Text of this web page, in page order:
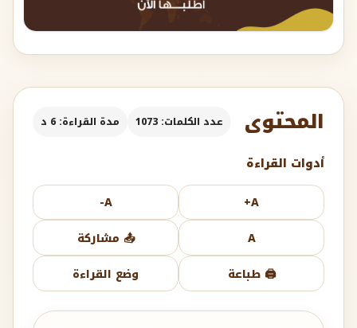
المحتوى عدد الكلمات: 1073 مدة القراءة: 6 د
أدوات القراءة
A+
A-
A
📤 مشاركة
🖨️ طباعة
وضع القراءة